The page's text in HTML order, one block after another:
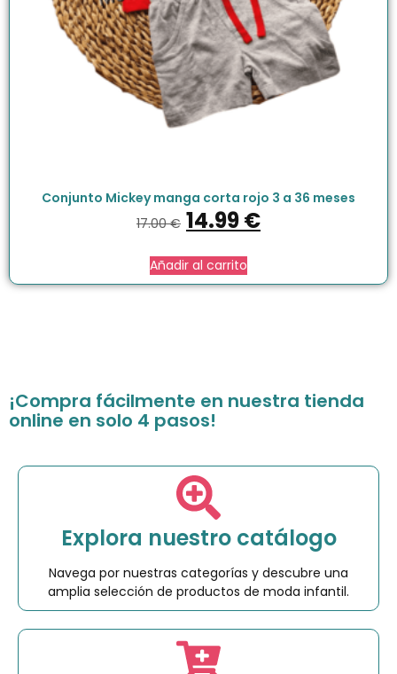
Conjunto Mickey manga corta rojo 3 a 36 meses
17.00€ 14.99€
Añadir al carrito
¡Compra fácilmente en nuestra tienda
online en solo 4 pasos!
Explora nuestro catálogo
Navega por nuestras categorías y descubre una
amplia selección de productos de moda infantil.